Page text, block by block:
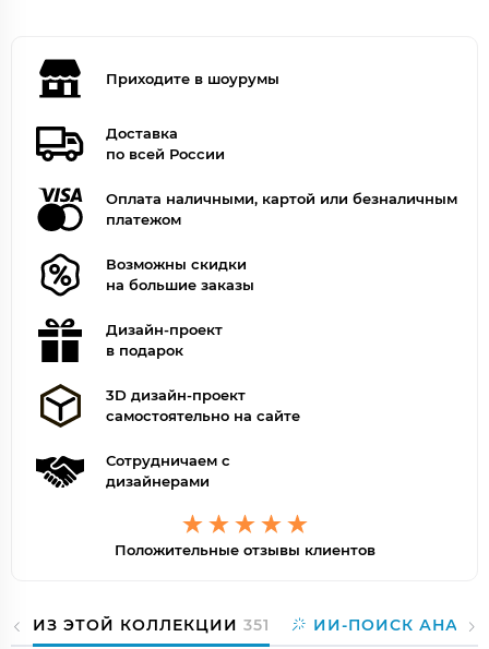
Приходите в шоурумы
Доставка
по всей России
Оплата наличными, картой или безналичным
платежом
Возможны скидки
на большие заказы
Дизайн-проект
в подарок
3D дизайн-проект
самостоятельно на сайте
Сотрудничаем с
дизайнерами
Положительные отзывы клиентов
ИЗ ЭТОЙ КОЛЛЕКЦИИ 351 ИИ-ПОИСК